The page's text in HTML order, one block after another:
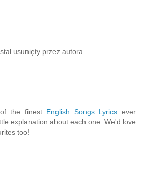
usunięty przez autora.
the finest English Songs Lyrics ever
explanation about each one. We'd love
too!